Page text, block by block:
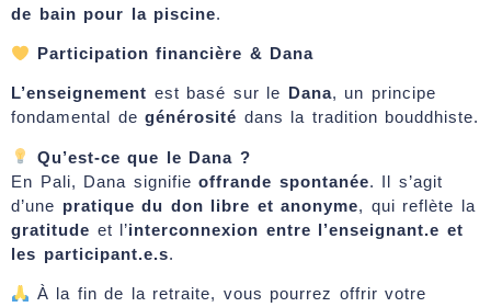
de bain pour la piscine.
Participation financière & Dana
L’enseignement est basé sur le Dana, un principe
fondamental de générosité dans la tradition bouddhiste.
Qu’est-ce que le Dana ?
En Pali, Dana signifie offrande spontanée. Il s’agit
d’une pratique du don libre et anonyme, qui reflète la
gratitude et l’interconnexion entre l’enseignant.e et
les participant.e.s.
À la fin de la retraite, vous pourrez offrir votre